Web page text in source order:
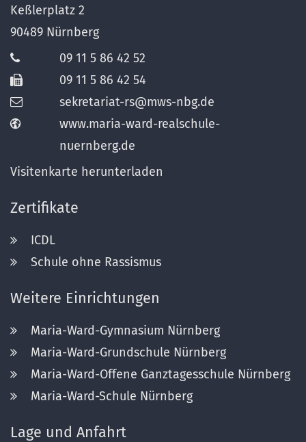
Keßlerplatz 2
90489 Nürnberg
09 11 5 86 42 52
09 11 5 86 42 54
sekretariat-rs@mws-nbg.de
www.maria-ward-realschule-
nuernberg.de
Visitenkarte herunterladen
Zertifikate
ICDL
Schule ohne Rassismus
Weitere Einrichtungen
Maria-Ward-Gymnasium Nürnberg
Maria-Ward-Grundschule Nürnberg
Maria-Ward-Offene Ganztagesschule Nürnberg
Maria-Ward-Schule Nürnberg
Lage und Anfahrt